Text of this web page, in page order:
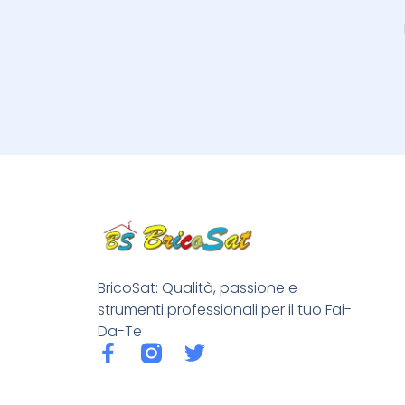
BricoSat: Qualità, passione e
strumenti professionali per il tuo Fai-
Da-Te